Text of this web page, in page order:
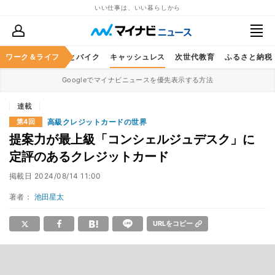
いい仕事は、いい暮らしから
ワーク＆ライフ
レジャー 車とバイク キャッシュレス 次世代教育 ふるさと納税
Googleでマイナビニュースを優先表示する方法
連載
第4回 高級クレジットカードの世界
提案力が最上級「コンシェルジュデスク」に
定評のあるクレジットカード
掲載日 2024/08/14 11:00
著者： 池田星太
URLをコピー